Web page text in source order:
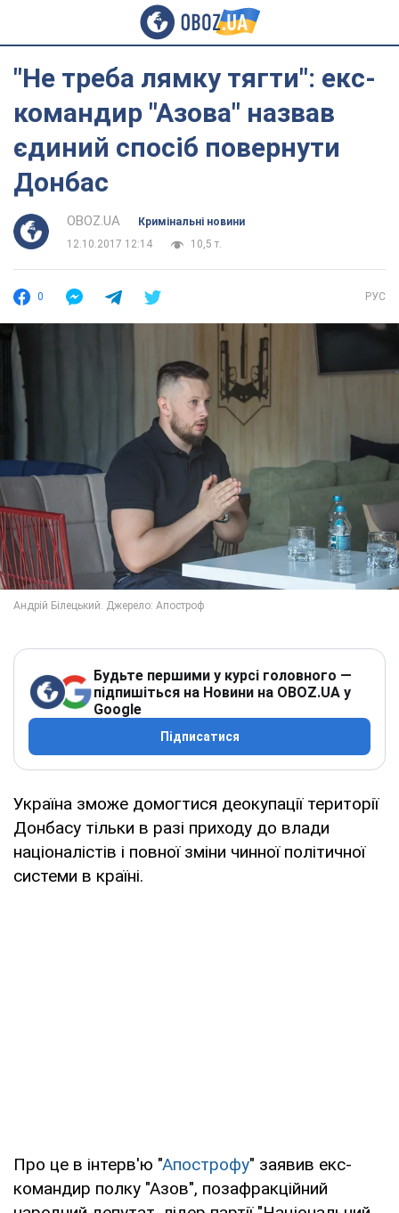
"Не треба лямку тягти": екс-
командир "Азова" назвав
єдиний спосіб повернути
Донбас
OBOZ.UA
Кримінальні новини
12.10.2017 12:14
10,5 т.
0 РУС
Будьте першими у курсі головного —
підпишіться на Новини на OBOZ.UA у
Google
Підписатися
Україна зможе домогтися деокупації території
Донбасу тільки в разі приходу до влади
націоналістів і повної зміни чинної політичної
системи в країні.
Про це в інтерв'ю "Апострофу" заявив екс-
командир полку "Азов", позафракційний